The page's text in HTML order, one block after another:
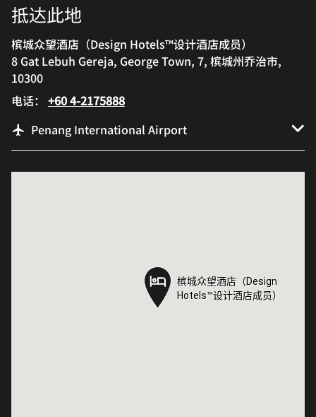
抵达此地
槟城众望酒店（Design Hotels™设计酒店成员）
8 Gat Lebuh Gereja, George Town, 7, 槟城州乔治市,
10300
电话： +60 4-2175888
Penang International Airport
槟城众望酒店（Design
Hotels™设计酒店成员）
槟城众望酒店（Design
Hotels™设计酒店成员）